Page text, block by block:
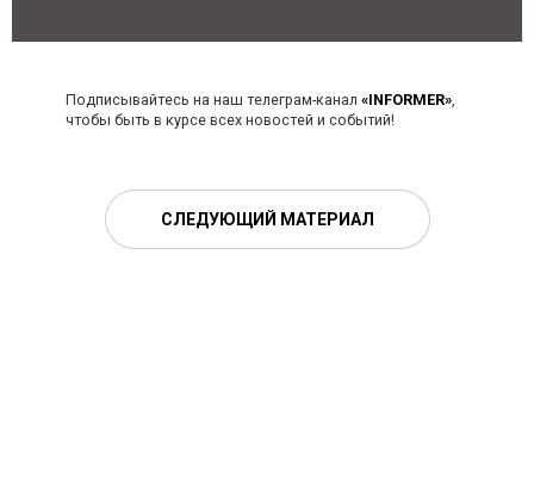
Подписывайтесь на наш телеграм-канал «INFORMER»,
чтобы быть в курсе всех новостей и событий!
СЛЕДУЮЩИЙ МАТЕРИАЛ